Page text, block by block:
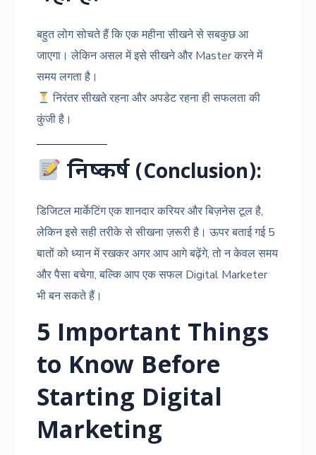
बहुत लोग सोचते हैं कि एक महीना सीखने से सबकुछ आ
जाएगा। लेकिन असल में इसे सीखने और Master करने में
समय लगता है।
निरंतर सीखते रहना और अपडेट रहना ही सफलता की
कुंजी है।
निष्कर्ष (Conclusion):
डिजिटल मार्केटिंग एक शानदार करियर और बिज़नेस टूल है,
लेकिन इसे सही तरीके से सीखना ज़रूरी है। ऊपर बताई गई 5
बातों को ध्यान में रखकर अगर आप आगे बढ़ेंगे, तो न केवल समय
और पैसा बचेगा, बल्कि आप एक सफल Digital Marketer
भी बन सकते हैं।
5 Important Things
to Know Before
Starting Digital
Marketing